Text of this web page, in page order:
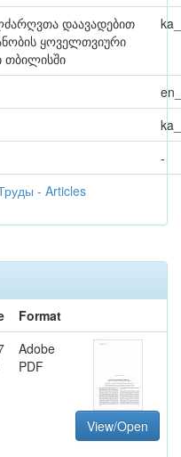
დაავადებით
ყოველთვიური
თბილისში
-
- Articles
Format
Adobe
PDF
View/Open